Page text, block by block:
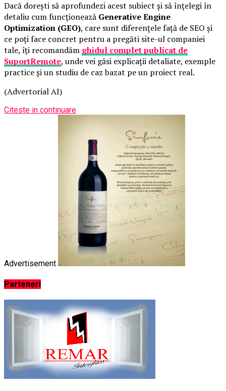
Dacă dorești să aprofundezi acest subiect și să înțelegi în
detaliu cum funcționează Generative Engine
Optimization (GEO), care sunt diferențele față de SEO și
ce poți face concret pentru a pregăti site-ul companiei
tale, îți recomandăm ghidul complet publicat de
SuportRemote, unde vei găsi explicații detaliate, exemple
practice și un studiu de caz bazat pe un proiect real.
(Advertorial AI)
Citeste in continuare
Advertisement
Parteneri